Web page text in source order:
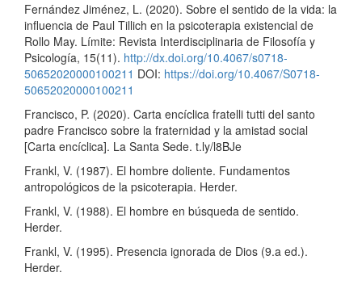
Fernández Jiménez, L. (2020). Sobre el sentido de la vida: la
influencia de Paul Tillich en la psicoterapia existencial de
Rollo May. Límite: Revista Interdisciplinaria de Filosofía y
Psicología, 15(11). http://dx.doi.org/10.4067/s0718-
50652020000100211 DOI: https://doi.org/10.4067/S0718-
50652020000100211
Francisco, P. (2020). Carta encíclica fratelli tutti del santo
padre Francisco sobre la fraternidad y la amistad social
[Carta encíclica]. La Santa Sede. t.ly/l8BJe
Frankl, V. (1987). El hombre doliente. Fundamentos
antropológicos de la psicoterapia. Herder.
Frankl, V. (1988). El hombre en búsqueda de sentido.
Herder.
Frankl, V. (1995). Presencia ignorada de Dios (9.a ed.).
Herder.